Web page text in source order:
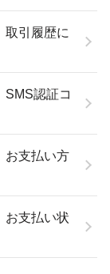
取引履歴に
SMS認証コ
お支払い方
お支払い状